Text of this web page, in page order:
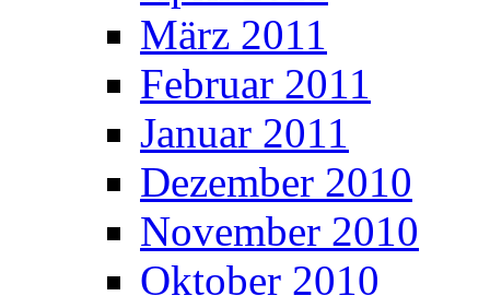
März 2011
Februar 2011
Januar 2011
Dezember 2010
November 2010
Oktober 2010